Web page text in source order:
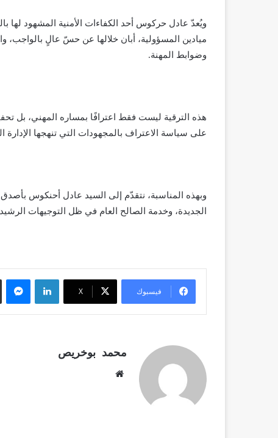
ويُعدّ عادل حركوس أحد الكفاءات الأمنية المشهود لها
ميادين المسؤولية، أبان خلالها عن حسّ عالٍ بالواجب،
وضوابط المهنة.
هذه الترقية ليست فقط اعترافًا بمساره المهني، بل
على سياسة الاعتراف بالمجهودات التي تنهجها الإدارة
وبهذه المناسبة، نتقدّم إلى السيد عادل أحنكوس بأصدق
الجديدة، وخدمة الصالح العام في ظل التوجيهات
فيسبوك X
لينكدإن
محمد بوخريص